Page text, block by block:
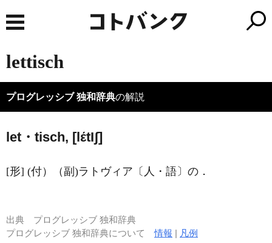
lettisch
プログレッシブ 独和辞典の解説
let・tisch, [lέtIʃ]
[形] (付）（副)ラトヴィア〔人・語〕の．
出典 プログレッシブ 独和辞典
プログレッシブ 独和辞典について情報 | 凡例